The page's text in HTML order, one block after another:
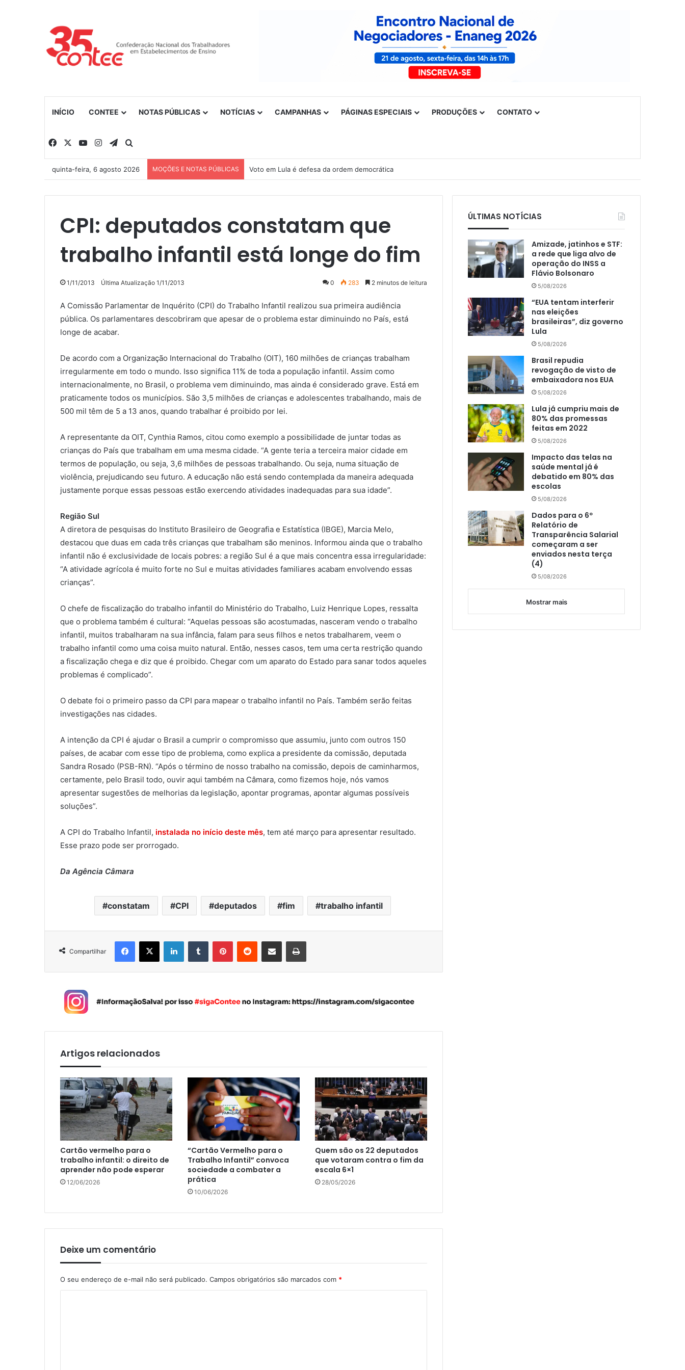
INÍCIO CONTEE NOTAS PÚBLICAS NOTÍCIAS CAMPANHAS PÁGINAS ESPECIAIS PRODUÇÕES CONTATO
Facebook YouTubeInstagramTelegram
quinta-feira, 6 agosto 2026 MOÇÕES E NOTAS PÚBLICAS Voto em Lula é defesa da ordem democrática
CPI: deputados constatam que
trabalho infantil está longe do fim
1/11/2013 Última Atualização 1/11/2013 0 283 2 minutos de leitura
A Comissão Parlamentar de Inquérito (CPI) do Trabalho Infantil realizou sua primeira audiência
pública. Os parlamentares descobriram que apesar de o problema estar diminuindo no País, está
longe de acabar.
De acordo com a Organização Internacional do Trabalho (OIT), 160 milhões de crianças trabalham
irregularmente em todo o mundo. Isso significa 11% de toda a população infantil. Assim como
internacionalmente, no Brasil, o problema vem diminuindo, mas ainda é considerado grave. Está em
praticamente todos os municípios. São 3,5 milhões de crianças e adolescentes trabalhando, mais de
500 mil têm de 5 a 13 anos, quando trabalhar é proibido por lei.
A representante da OIT, Cynthia Ramos, citou como exemplo a possibilidade de juntar todas as
crianças do País que trabalham em uma mesma cidade. “A gente teria a terceira maior cidade em
termos de população, ou seja, 3,6 milhões de pessoas trabalhando. Ou seja, numa situação de
violência, prejudicando seu futuro. A educação não está sendo contemplada da maneira adequada
justamente porque essas pessoas estão exercendo atividades inadequadas para sua idade”.
Região Sul
A diretora de pesquisas do Instituto Brasileiro de Geografia e Estatística (IBGE), Marcia Melo,
destacou que duas em cada três crianças que trabalham são meninos. Informou ainda que o trabalho
infantil não é exclusividade de locais pobres: a região Sul é a que mais concentra essa irregularidade:
“A atividade agrícola é muito forte no Sul e muitas atividades familiares acabam envolvendo essas
crianças”.
O chefe de fiscalização do trabalho infantil do Ministério do Trabalho, Luiz Henrique Lopes, ressalta
que o problema também é cultural: “Aquelas pessoas são acostumadas, nasceram vendo o trabalho
infantil, muitos trabalharam na sua infância, falam para seus filhos e netos trabalharem, veem o
trabalho infantil como uma coisa muito natural. Então, nesses casos, tem uma certa restrição quando
a fiscalização chega e diz que é proibido. Chegar com um aparato do Estado para sanar todos aqueles
problemas é complicado”.
O debate foi o primeiro passo da CPI para mapear o trabalho infantil no País. Também serão feitas
investigações nas cidades.
A intenção da CPI é ajudar o Brasil a cumprir o compromisso que assumiu, junto com outros 150
países, de acabar com esse tipo de problema, como explica a presidente da comissão, deputada
Sandra Rosado (PSB-RN). “Após o término de nosso trabalho na comissão, depois de caminharmos,
certamente, pelo Brasil todo, ouvir aqui também na Câmara, como fizemos hoje, nós vamos
apresentar sugestões de melhorias da legislação, apontar programas, apontar algumas possíveis
soluções”.
A CPI do Trabalho Infantil, instalada no início deste mês, tem até março para apresentar resultado.
Esse prazo pode ser prorrogado.
Da Agência Câmara
constatam CPI deputados fim trabalho infantil
Compartilhar
Artigos relacionados
Cartão vermelho para o
trabalho infantil: o direito de
aprender não pode esperar
12/06/2026
“Cartão Vermelho para o
Trabalho Infantil” convoca
sociedade a combater a
prática
10/06/2026
Quem são os 22 deputados
que votaram contra o fim da
escala 6×1
28/05/2026
Deixe um comentário
O seu endereço de e-mail não será publicado. Campos obrigatórios são marcados com *
ÚLTIMAS NOTÍCIAS
Amizade, jatinhos e STF:
a rede que liga alvo de
operação do INSS a
Flávio Bolsonaro
5/08/2026
“EUA tentam interferir
nas eleições
brasileiras”, diz governo
Lula
5/08/2026
Brasil repudia
revogação de visto de
embaixadora nos EUA
5/08/2026
Lula já cumpriu mais de
80% das promessas
feitas em 2022
5/08/2026
Impacto das telas na
saúde mental já é
debatido em 80% das
escolas
5/08/2026
Dados para o 6º
Relatório de
Transparência Salarial
começaram a ser
enviados nesta terça
(4)
5/08/2026
Mostrar mais